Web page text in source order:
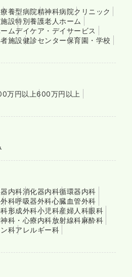
療養型病院精神科病院クリニック
設特別養護老人ホーム
ムデイケア・デイサービス
施設健診センター保育園・学校
万円以上600万円以上
内科消化器内科循環器内科
外科呼吸器外科心臓血管外科
形成外科小児科産婦人科眼科
科・心療内科放射線科麻酔科
科アレルギー科